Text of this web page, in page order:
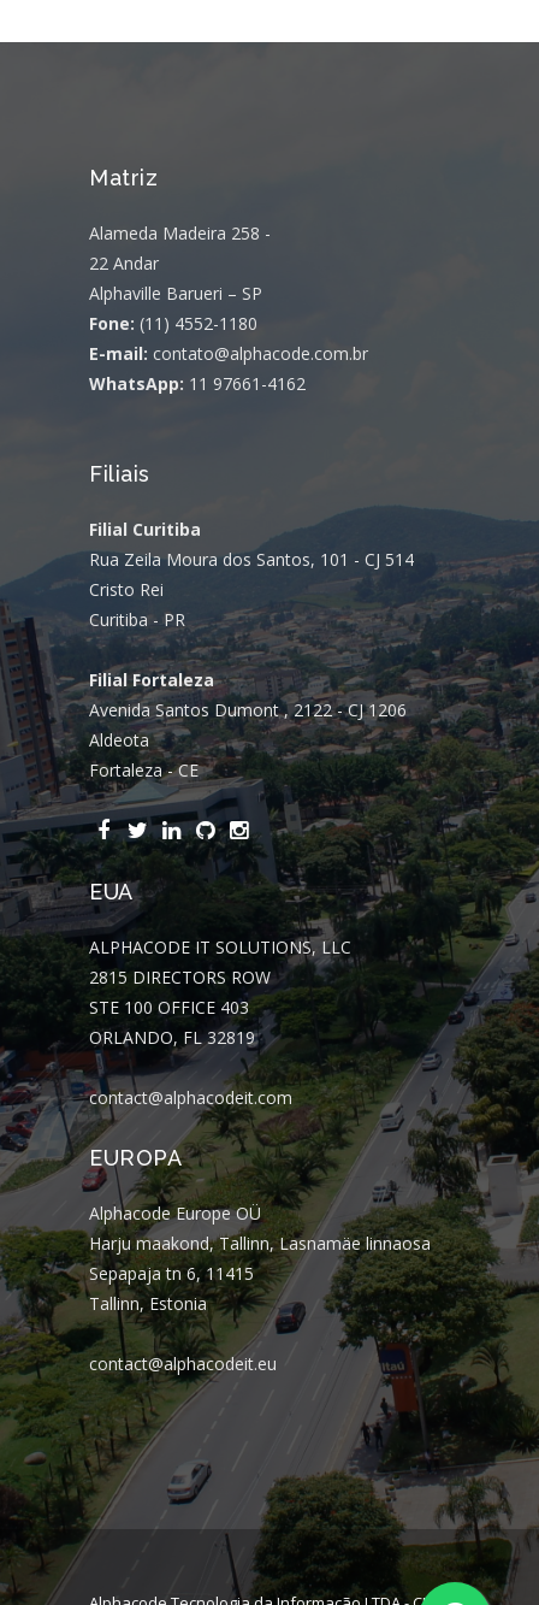
Matriz
Alameda Madeira 258 -
22 Andar
Alphaville Barueri – SP
Fone: (11) 4552-1180
E-mail: contato@alphacode.com.br
WhatsApp: 11 97661-4162
Filiais
Filial Curitiba
Rua Zeila Moura dos Santos, 101 - CJ 514
Cristo Rei
Curitiba - PR
Filial Fortaleza
Avenida Santos Dumont , 2122 - CJ 1206
Aldeota
Fortaleza - CE
EUA
ALPHACODE IT SOLUTIONS, LLC
2815 DIRECTORS ROW
STE 100 OFFICE 403
ORLANDO, FL 32819
contact@alphacodeit.com
EUROPA
Alphacode Europe OÜ
Harju maakond, Tallinn, Lasnamäe linnaosa
Sepapaja tn 6, 11415
Tallinn, Estonia
contact@alphacodeit.eu